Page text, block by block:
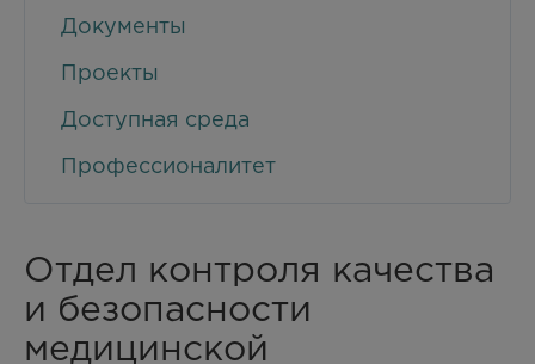
Документы
Проекты
Доступная среда
Профессионалитет
Отдел контроля качества
и безопасности
медицинской